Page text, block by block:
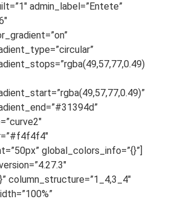
admin_label=”Entete”
global_colors_info=”{}”]
column_structure=”1_4,3_4″